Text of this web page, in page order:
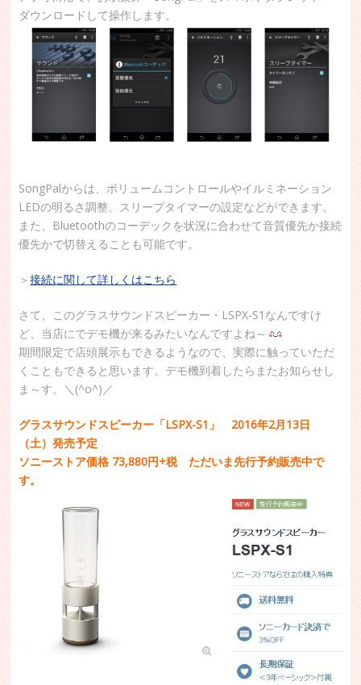
ダウンロードして操作します。
SongPalからは、ボリュームコントロールやイルミネーション
LEDの明るさ調整、スリープタイマーの設定などができます。
また、Bluetoothのコーデックを状況に合わせて音質優先か接続
優先かで切替えることも可能です。
＞接続に関して詳しくはこちら
さて、このグラスサウンドスピーカー・LSPX-S1なんですけ
ど、当店にでデモ機が来るみたいなんですよね～
期間限定で店頭展示もできるようなので、実際に触っていただ
くこともできると思います。デモ機到着したらまたお知らせし
ま～す。＼(^o^)／
グラスサウンドスピーカー「LSPX-S1」 2016年2月13日
（土）発売予定
ソニーストア価格 73,880円+税 ただいま先行予約販売中で
す。